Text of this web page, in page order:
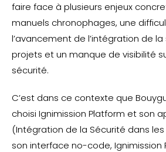
faire face à plusieurs enjeux
manuels chronophages, une
l’avancement de l’intégration de
projets et un manque de visibilité
sécurité.
C’est dans ce contexte que
choisi Ignimission Platform et son
(Intégration de la Sécurité dans les
son interface no-code, Ignimission